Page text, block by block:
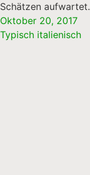
Schätzen aufwartet.
Oktober 20, 2017
Typisch italienisch